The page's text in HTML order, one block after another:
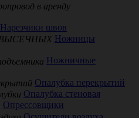
Нарезчики швов
Ножницы
Ножничные
Опалубка перекрытий
Опалубка стеновая
Опрессовщики